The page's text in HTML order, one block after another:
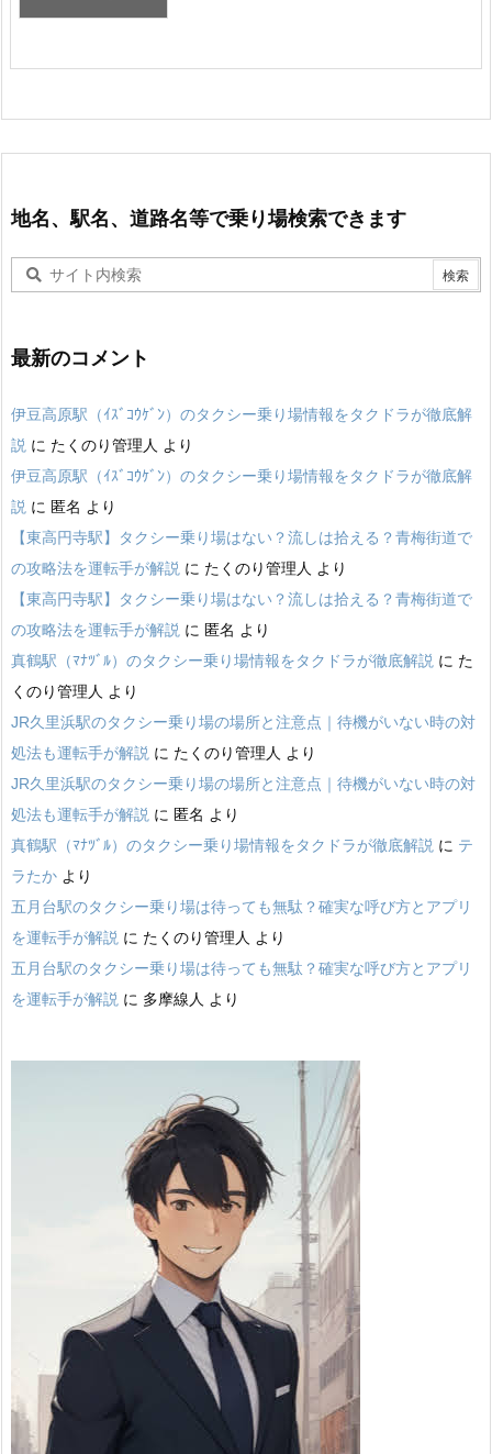
地名、駅名、道路名等で乗り場検索できます
最新のコメント
伊豆高原駅（ｲｽﾞｺｳｹﾞﾝ）のタクシー乗り場情報をタクドラが徹底解
説 に たくのり管理人 より
伊豆高原駅（ｲｽﾞｺｳｹﾞﾝ）のタクシー乗り場情報をタクドラが徹底解
説 に 匿名 より
【東高円寺駅】タクシー乗り場はない？流しは拾える？青梅街道で
の攻略法を運転手が解説 に たくのり管理人 より
【東高円寺駅】タクシー乗り場はない？流しは拾える？青梅街道で
の攻略法を運転手が解説 に 匿名 より
真鶴駅（ﾏﾅﾂﾞﾙ）のタクシー乗り場情報をタクドラが徹底解説 に た
くのり管理人 より
JR久里浜駅のタクシー乗り場の場所と注意点｜待機がいない時の対
処法も運転手が解説 に たくのり管理人 より
JR久里浜駅のタクシー乗り場の場所と注意点｜待機がいない時の対
処法も運転手が解説 に 匿名 より
真鶴駅（ﾏﾅﾂﾞﾙ）のタクシー乗り場情報をタクドラが徹底解説 に テ
ラたか より
五月台駅のタクシー乗り場は待っても無駄？確実な呼び方とアプリ
を運転手が解説 に たくのり管理人 より
五月台駅のタクシー乗り場は待っても無駄？確実な呼び方とアプリ
を運転手が解説 に 多摩線人 より